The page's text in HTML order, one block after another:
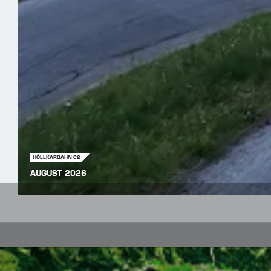
HÖLLKARBAHN C2
AUGUST 2026